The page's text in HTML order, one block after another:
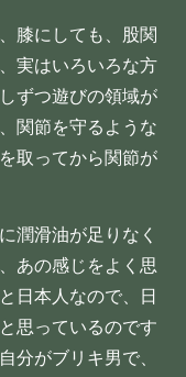
膝にしても、股関
実はいろいろな方
ずつ遊びの領域が
関節を守るような
取ってから関節が
潤滑油が足りなく
あの感じをよく思
日本人なので、日
思っているのです
分がブリキ男で、